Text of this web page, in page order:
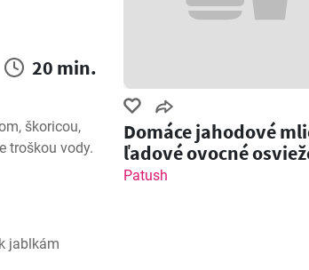
20 min.
škoricou,
troškou vody.
jablkám
Domáce jahodové
ľadové ovocné
Patush